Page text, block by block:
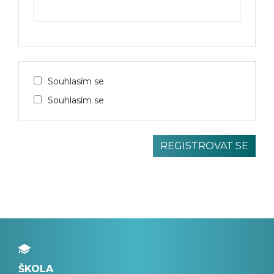
Souhlasím se
Souhlasím se
ŠKOLA